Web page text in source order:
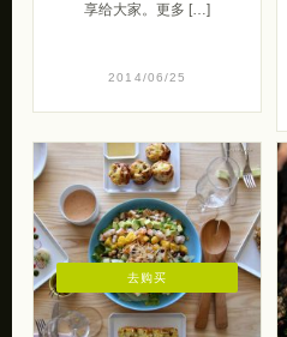
享给大家。更多 […]
2014/06/25
去购买